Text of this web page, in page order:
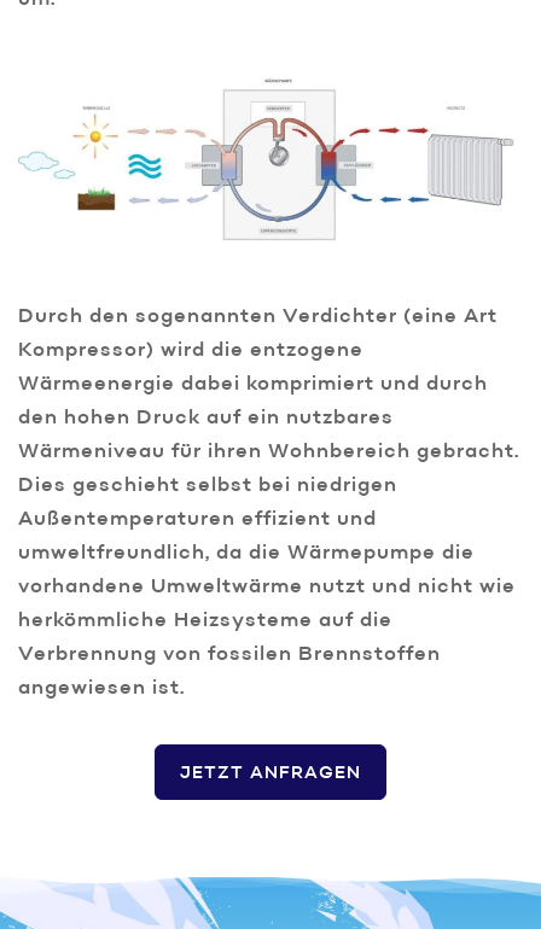
Durch den sogenannten Verdichter (eine Art
Kompressor) wird die entzogene
Wärmeenergie dabei komprimiert und durch
den hohen Druck auf ein nutzbares
Wärmeniveau für ihren Wohnbereich gebracht.
Dies geschieht selbst bei niedrigen
Außentemperaturen effizient und
umweltfreundlich, da die Wärmepumpe die
vorhandene Umweltwärme nutzt und nicht wie
herkömmliche Heizsysteme auf die
Verbrennung von fossilen Brennstoffen
angewiesen ist.
JETZT ANFRAGEN